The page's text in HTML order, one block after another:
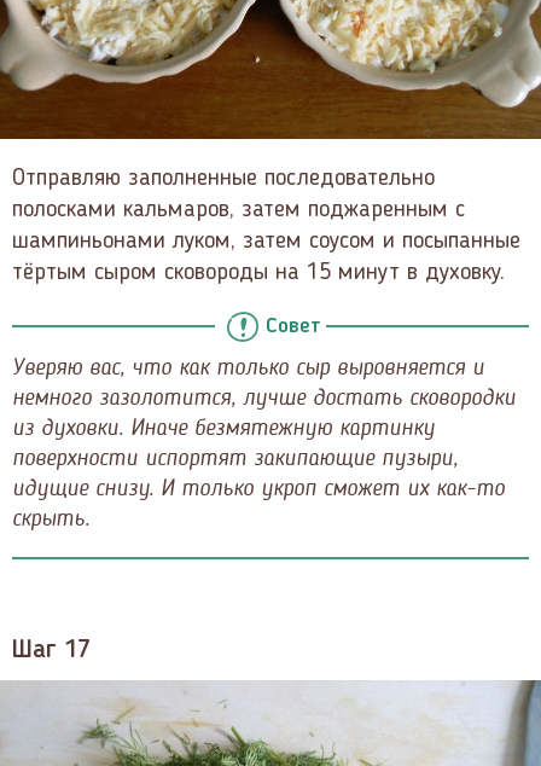
Отправляю заполненные последовательно
полосками кальмаров, затем поджаренным с
шампиньонами луком, затем соусом и посыпанные
тёртым сыром сковороды на 15 минут в духовку.
Совет
Уверяю вас, что как только сыр выровняется и
немного зазолотится, лучше достать сковородки
из духовки. Иначе безмятежную картинку
поверхности испортят закипающие пузыри,
идущие снизу. И только укроп сможет их как-то
скрыть.
Шаг 17